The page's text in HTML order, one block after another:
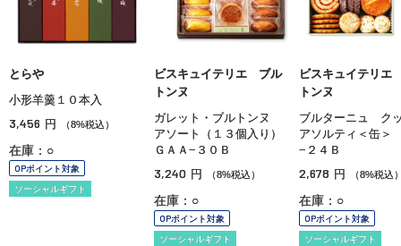
とらや
小形羊羹１０本入
3,456 円 （8%税込）
在庫：○
OPポイント対象
ソーシャルギフト
ビスキュイテリエ ブル
トンヌ
ガレット・ブルトンヌ
アソート（１３個入り）
ＧＡＡ−３０Ｂ
3,240 円 （8%税込）
在庫：○
OPポイント対象
ソーシャルギフト
ビスキュイテリ
トンヌ
ブルターニュ ク
アソルティ＜缶
−２４Ｂ
2,678 円 （8%税込
在庫：○
OPポイント対象
ソーシャルギフト